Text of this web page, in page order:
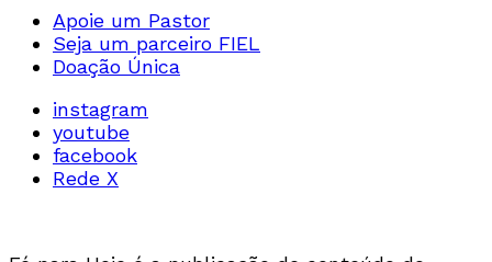
Apoie um Pastor
Seja um parceiro FIEL
Doação Única
instagram
youtube
facebook
Rede X